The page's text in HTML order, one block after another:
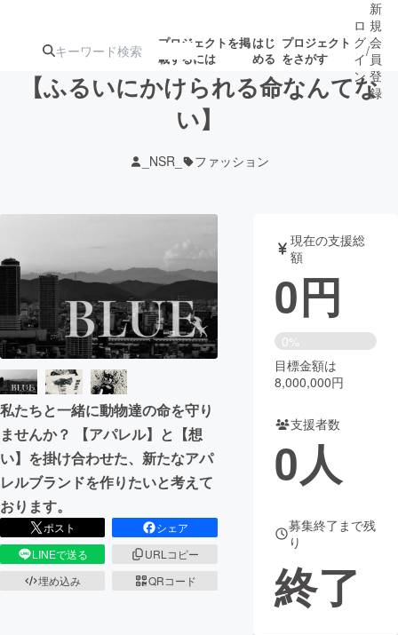
プロジェクトを掲
載するには
はじ
める
プロジェクト
をさがす
ジェクト
ロジェクト
音楽
テクノロジー・ガジェット ゲーム・サ
映像・映画 書籍・雑誌
ビジネス・起業 チャレンジ
まちづくり・地域活性化
CAMPFIRE for Social Good
CAMPFIRE Creation
ロ
グ
イ
ン
/
新
規
会
員
登
録
【ふるいにかけられる命なんてな
い】
_NSR_ ファッション
私たちと一緒に動物達の命を守り
ませんか？ 【アパレル】と【想
い】を掛け合わせた、新たなアパ
レルブランドを作りたいと考えて
おります。
ポスト
シェア
LINEで送る
URLコピー
埋め込み
QRコード
現在の支援総
額
0円
0%
目標金額は
8,000,000円
支援者数
0人
募集終了まで残
り
終了